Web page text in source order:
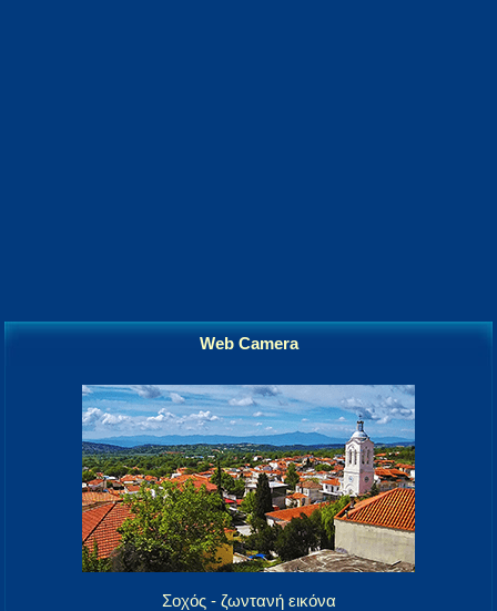
Web Camera
Σοχός - ζωντανή εικόνα